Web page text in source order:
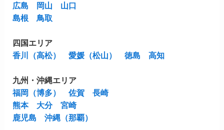
広島
岡山
山口
島根
鳥取
四国エリア
香川（高松）
愛媛（松山） 徳島 高知
九州・沖縄エリア
福岡（博多）
佐賀
長崎
熊本
大分
宮崎
鹿児島
沖縄（那覇）